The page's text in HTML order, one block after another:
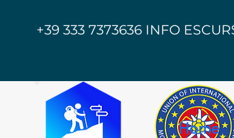
+39 333 7373636 INFO
Home